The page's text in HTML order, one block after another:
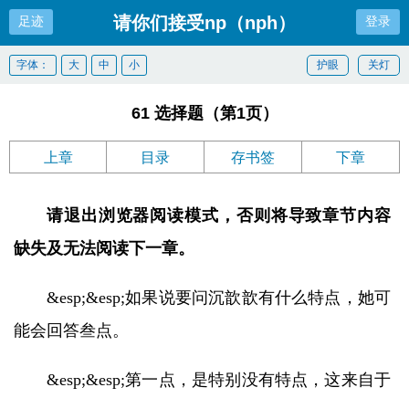
足迹 请你们接受np（nph） 登录
关灯
护眼
字体： 大 中 小
61 选择题（第1页）
上章 目录 存书签 下章
请退出浏览器阅读模式，否则将导致章节内容
缺失及无法阅读下一章。
&esp;&esp;如果说要问沉歆歆有什么特点，她可
能会回答叁点。
&esp;&esp;第一点，是特别没有特点，这来自于